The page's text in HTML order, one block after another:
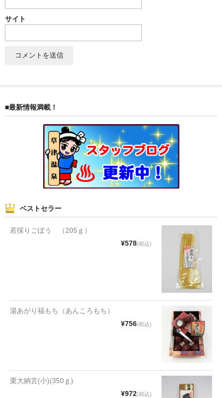
文具
ケーキ
羊かん
その他食品
サイト
■最新情報満載！
ベストセラー
若採りごぼう （205ｇ）
¥578(税込)
湯あがり福もち（あんころもち）
¥756(税込)
栗大納言(小)(350ｇ)
¥972(税込)